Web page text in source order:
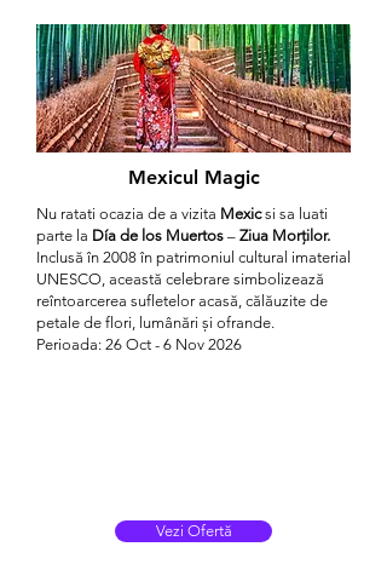
Mexicul Magic
Nu ratati ocazia de a vizita Mexicsi sa luati
parte la Día de los Muertos – Ziua Morților.
Inclusă în 2008 în patrimoniul cultural imaterial
UNESCO, această celebrare simbolizează
reîntoarcerea sufletelor acasă, călăuzite de
petale de flori, lumânări și ofrande.
Perioada: 26 Oct - 6 Nov 2026
Vezi Ofertă